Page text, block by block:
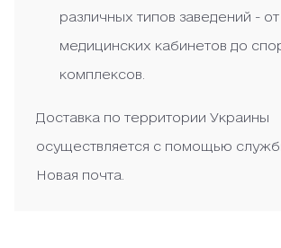
различных типов заведений - от
медицинских кабинетов до
комплексов.
Доставка по территории Украины
осуществляется с помощью
Новая почта.